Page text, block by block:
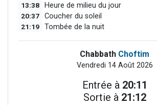
13:38 Heure de milieu du jour
20:37 Coucher du soleil
21:19 Tombée de la nuit
Chabbath Choftim
Vendredi 14 Août 2026
Entrée à 20:11
Sortie à 21:12